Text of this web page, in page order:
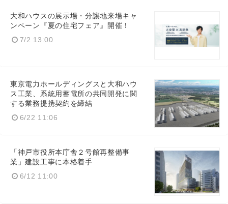
大和ハウスの展示場・分譲地来場キャ
ンペーン『夏の住宅フェア』開催！
7/2 13:00
東京電力ホールディングスと大和ハウ
ス工業、系統用蓄電所の共同開発に関
する業務提携契約を締結
6/22 11:06
「神戸市役所本庁舎２号館再整備事
業」建設工事に本格着手
6/12 11:00